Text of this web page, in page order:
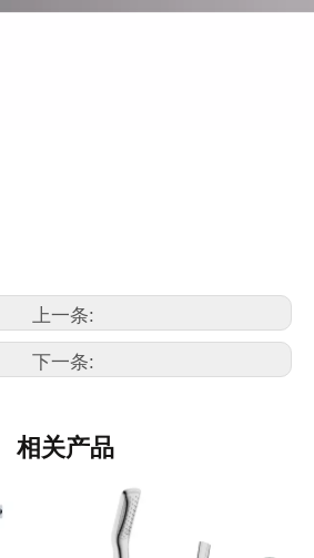
上一条:
下一条:
相关产品